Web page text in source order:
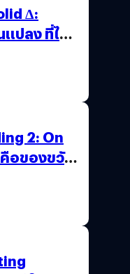
Δ:
ปลง ที่ไม่
2: On
คือของขวัญ